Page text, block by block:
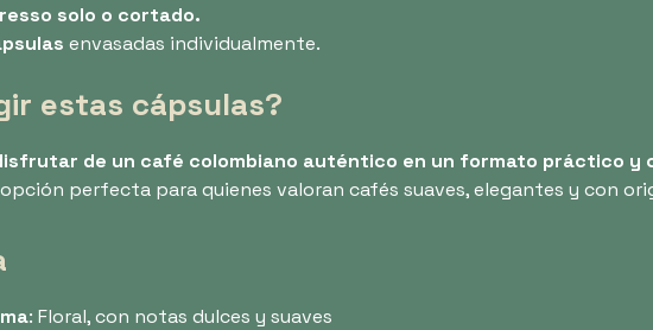
solo o cortado.
envasadas individualmente.
estas cápsulas?
de un café colombiano auténtico en un formato práctico y
perfecta para quienes valoran cafés suaves, elegantes y con
: Floral, con notas dulces y suaves